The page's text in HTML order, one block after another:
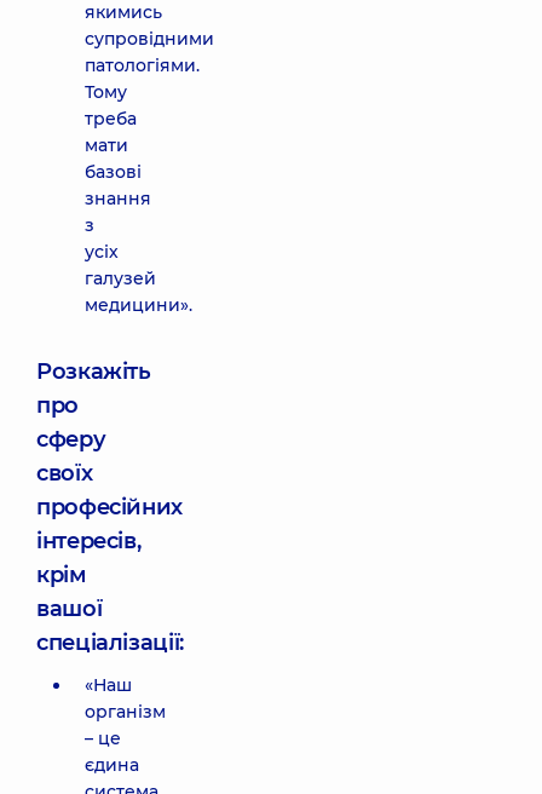
якимись
супровідними
патологіями.
Тому
треба
мати
базові
знання
з
усіх
галузей
медицини».
Розкажіть
про
сферу
своїх
професійних
інтересів,
крім
вашої
спеціалізації:
«Наш
організм
– це
єдина